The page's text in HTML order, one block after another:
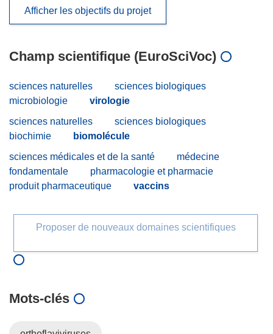
Afficher les objectifs du projet
Champ scientifique (EuroSciVoc)
sciences naturelles
sciences biologiques
microbiologie
virologie
sciences naturelles
sciences biologiques
biochimie
biomolécule
sciences médicales et de la santé
médecine
fondamentale
pharmacologie et pharmacie
produit pharmaceutique
vaccins
Proposer de nouveaux domaines scientifiques
Mots‑clés